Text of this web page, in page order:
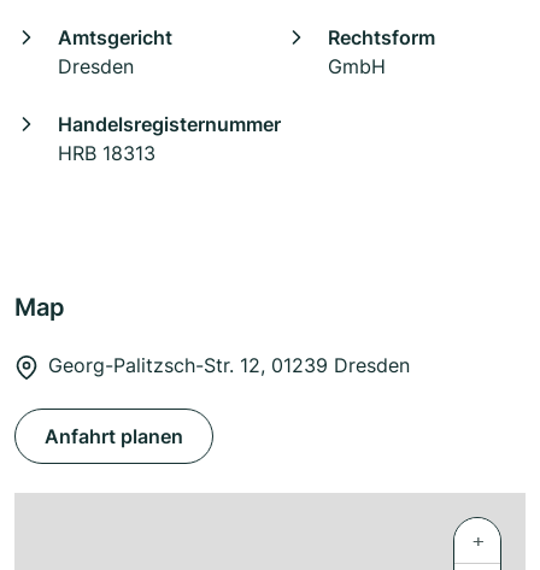
Amtsgericht
Dresden
Rechtsform
GmbH
Handelsregisternummer
HRB 18313
Map
Georg-Palitzsch-Str. 12, 01239 Dresden
Anfahrt planen
+